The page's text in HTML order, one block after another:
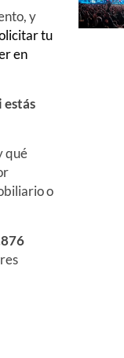
y
tu
en
estás
qué
o